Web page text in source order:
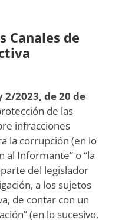
Canales de
2/2023, de 20 de
de las
infracciones
la corrupción (en lo
al Informante” o “la
del legislador
a los sujetos
de contar con un
(en lo sucesivo,